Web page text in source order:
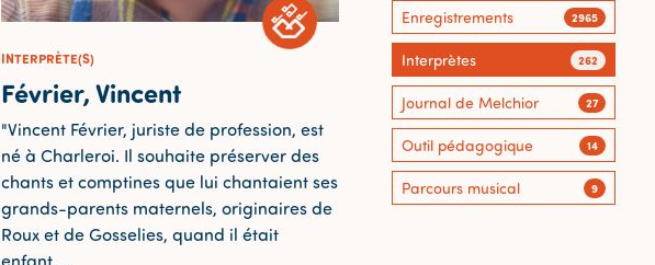
INTERPRÈTE(S)
Février, Vincent
"Vincent Février, juriste de profession, est
né à Charleroi. Il souhaite préserver des
chants et comptines que lui chantaient ses
grands-parents maternels, originaires de
Roux et de Gosselies, quand il était
Enregistrements 2965
Interprètes 262
Journal de Melchior 27
Outil pédagogique 14
Parcours musical 9